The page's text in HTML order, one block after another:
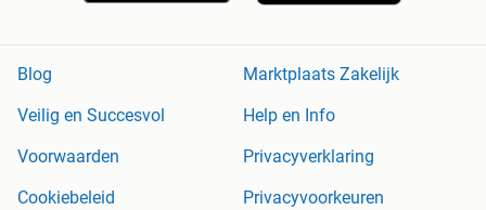
Blog
Marktplaats Zakelijk
Veilig en Succesvol
Help en Info
Voorwaarden
Privacyverklaring
Cookiebeleid
Privacyvoorkeuren